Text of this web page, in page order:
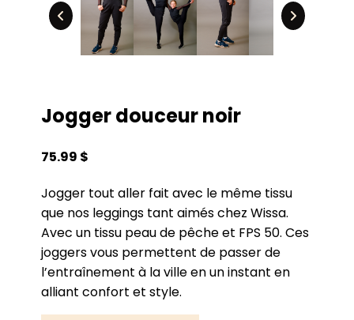
Jogger douceur noir
75.99 $
Jogger tout aller fait avec le même tissu
que nos leggings tant aimés chez Wissa.
Avec un tissu peau de pêche et FPS 50. Ces
joggers vous permettent de passer de
l’entraînement à la ville en un instant en
alliant confort et style.